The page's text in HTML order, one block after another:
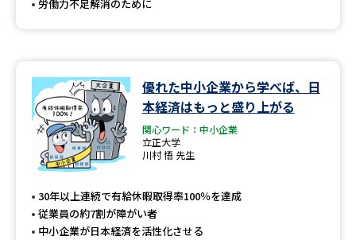
労働力不足解消のために
優れた中小企業から学べば、日
本経済はもっと盛り上がる
関心ワード：中小企業
立正大学
川村 悟 先生
30年以上連続で有給休暇取得率100％を達成
従業員の約7割が障がい者
中小企業が日本経済を活性化させる